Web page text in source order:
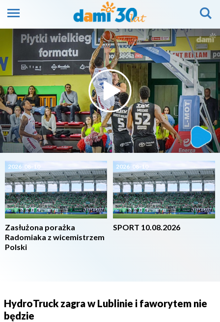
2026-08-10
Zasłużona porażka
Radomiaka z wicemistrzem
Polski
2026-08-10
SPORT 10.08.2026
HydroTruck zagra w Lublinie i faworytem nie
będzie